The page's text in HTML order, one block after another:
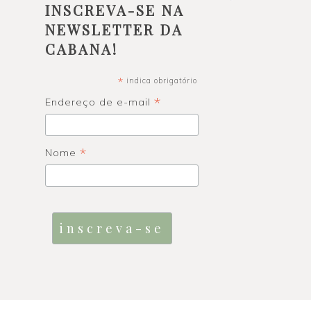
INSCREVA-SE NA
NEWSLETTER DA
CABANA!
* indica obrigatório
Endereço de e-mail *
Nome *